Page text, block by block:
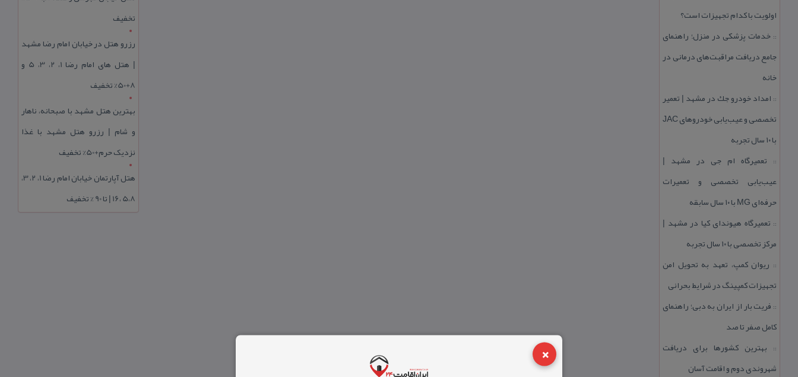
×
اولویت با كدام تجهیزات است؟
:: خدمات پزشكی در منزل؛ راهنمای
جامع دریافت مراقبت‌های درمانی در
خانه
:: امداد خودرو جك در مشهد | تعمیر
تخصصی و عیب‌یابی خودروهای JAC
با ۱۰ سال تجربه
:: تعمیرگاه ام جی در مشهد |
عیب‌یابی تخصصی و تعمیرات
حرفه‌ای MG با ۱۰ سال سابقه
:: تعمیرگاه هیوندای كیا در مشهد |
مركز تخصصی با ۱۰ سال تجربه
:: ریوان كمپ، تعهد به تحویل امن
تجهیزات كمپینگ در شرایط بحرانی
:: فریت بار از ایران به دبی؛ راهنمای
كامل صفر تا صد
:: بهترین كشورها برای دریافت
شهروندی دوم و اقامت آسان
تخفیف
رزرو هتل در خیابان امام رضا مشهد
| هتل‌ های امام رضا 1، 2، 3، 5 و
8+50% تخفیف
بهترین هتل مشهد با صبحانه، ناهار
و شام | رزرو هتل مشهد با غذا
نزدیک حرم+50% تخفیف
هتل آپارتمان خیابان امام رضا 1، 2، 3،
5،8 ،16 | تا 90 % تخفیف